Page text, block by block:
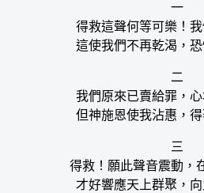
一
得救這聲何等可樂！我
這使我們不再乾渴，恐
二
我們原來已賣給罪，心
但神施恩使我沾惠，得
三
得救！願此聲音震動，
才好響應天上群聚，向